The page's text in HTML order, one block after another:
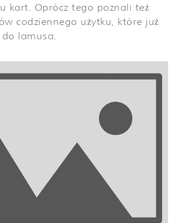
kart. Oprócz tego poznali też
codziennego użytku, które już
do lamusa.